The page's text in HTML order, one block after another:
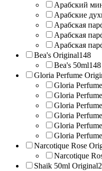
Арабский
Арабские
Арабская
Арабская
Арабская
Bea's Original148
Bea's 50ml148
Gloria Perfume
Gloria
Gloria
Gloria
Gloria
Gloria
Gloria
Narcotique Rose
Narcotique
Shaik 50ml Original